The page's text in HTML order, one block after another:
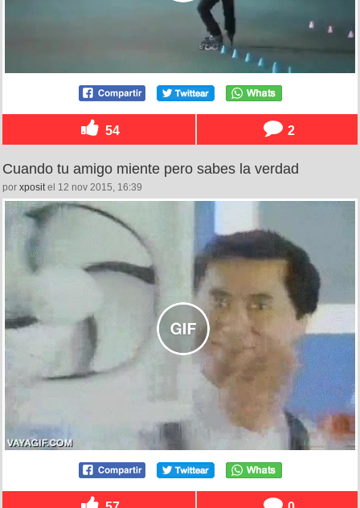
54 2
Cuando tu amigo miente pero sabes la verdad
por xpositel 12 nov 2015, 16:39